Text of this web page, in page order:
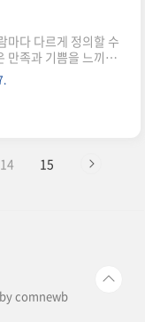
가 점점 더 중요해지
는 것은 당뇨병, 비만,
예방하고 건강한 삶을
지만 영양소가 부족한
혈당 조절에 도움이
당을 안정적으로 유지
는 데 ..
마다 다르게 정의할 수
만족과 기쁨을 느끼는
적인 풍요보다는 마
니다. 행복은 순간적
인 삶의 만족도일 수도
가 무엇을 통해 행복
14 15
comnewb